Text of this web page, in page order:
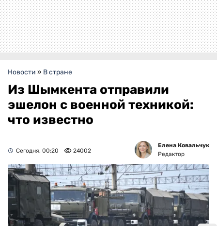
Новости » В стране
Из Шымкента отправили
эшелон с военной техникой:
что известно
Сегодня, 00:20 24002
Елена Ковальчук
Редактор